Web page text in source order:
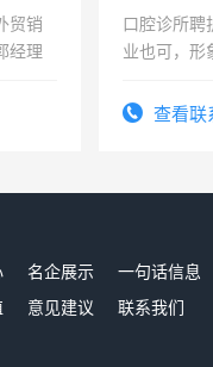
贸销
经理
口腔诊所聘
业也可，形
查看联
名企展示 一句话信息
意见建议 联系我们